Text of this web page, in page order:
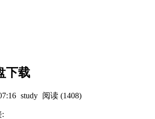
下载
study 阅读 (1408)
: